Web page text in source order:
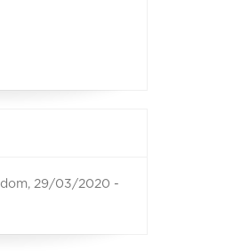
dom, 29/03/2020 -